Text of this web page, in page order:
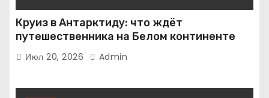
Круиз в Антарктиду: что ждёт
путешественника на Белом континенте
Июл 20, 2026 Admin